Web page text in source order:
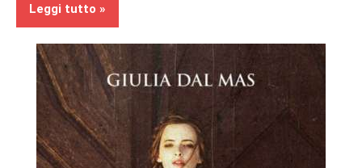
Leggi tutto
Contemporary
Romance
Recensioni